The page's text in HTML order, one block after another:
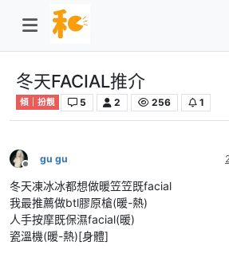
冬天FACIAL推介
傾｜扮靚 5 2 256 1
離線
gu gu
冬天凍冰冰都想做暖笠笠既facial
我最推薦做btl膠原槍(暖-熱)
人手按摩既保濕facial(暖)
瓷溫機(暖-熱)[身體]